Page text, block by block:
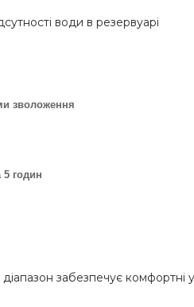
води в резервуарі
зволоження
годин
забезпечує комфортні